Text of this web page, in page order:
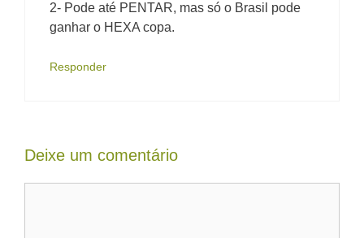
2- Pode até PENTAR, mas só o Brasil pode
ganhar o HEXA copa.
Responder
Deixe um comentário